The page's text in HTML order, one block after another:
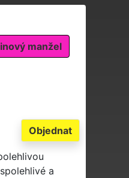
manžel
Objednat
a